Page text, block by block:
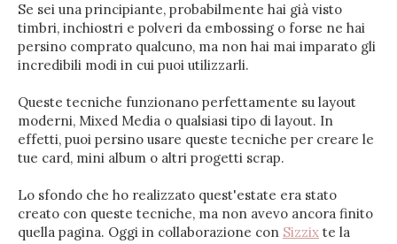
Se sei una principiante, probabilmente hai già visto
timbri, inchiostri e polveri da embossing o forse ne hai
persino comprato qualcuno, ma non hai mai imparato gli
incredibili modi in cui puoi utilizzarli.
Queste tecniche funzionano perfettamente su layout
moderni, Mixed Media o qualsiasi tipo di layout. In
effetti, puoi persino usare queste tecniche per creare le
tue card, mini album o altri progetti scrap.
Lo sfondo che ho realizzato quest'estate era stato
creato con queste tecniche, ma non avevo ancora finito
quella pagina. Oggi in collaborazione con Sizzix te la